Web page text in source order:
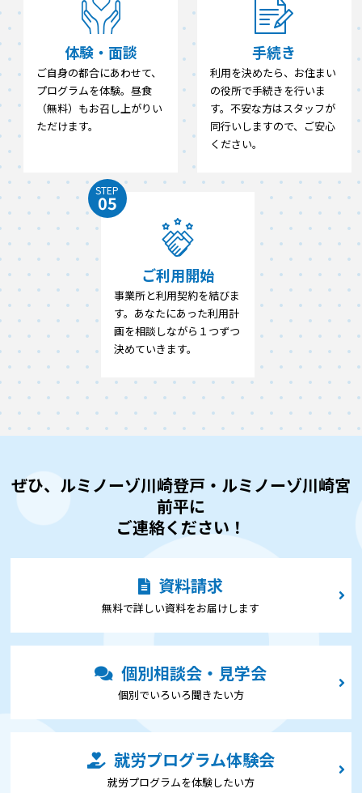
体験・面談
ご自身の都合にあわせて、
プログラムを体験。昼食
（無料）もお召し上がりい
ただけます。
手続き
利用を決めたら、お住まい
の役所で手続きを行いま
す。不安な方はスタッフが
同行いしますので、ご安心
ください。
STEP
05
ご利用開始
事業所と利用契約を結びま
す。あなたにあった利用計
画を相談しながら１つずつ
決めていきます。
ぜひ、ルミノーゾ川崎登戸・ルミノーゾ川崎宮
前平に
ご連絡ください！
資料請求
無料で詳しい資料をお届けします
個別相談会・見学会
個別でいろいろ聞きたい⽅
就労プログラム体験会
就労プログラムを体験したい⽅